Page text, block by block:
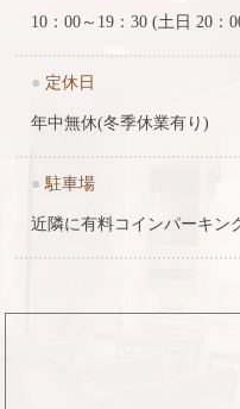
10：00～19：30 (土日 20：
● 定休日
年中無休(冬季休業有り)
● 駐車場
近隣に有料コインパーキン